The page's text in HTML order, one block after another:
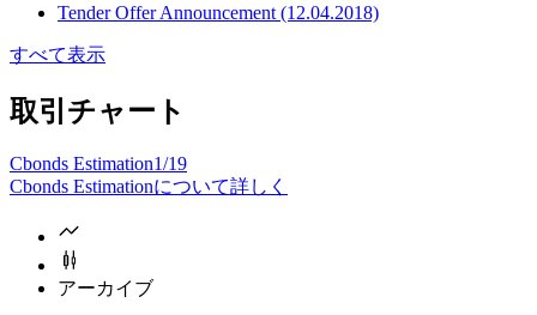
Tender Offer Announcement (12.04.2018)
すべて表示
取引チャート
Cbonds Estimation1/19
Cbonds Estimationについて詳しく
アーカイブ